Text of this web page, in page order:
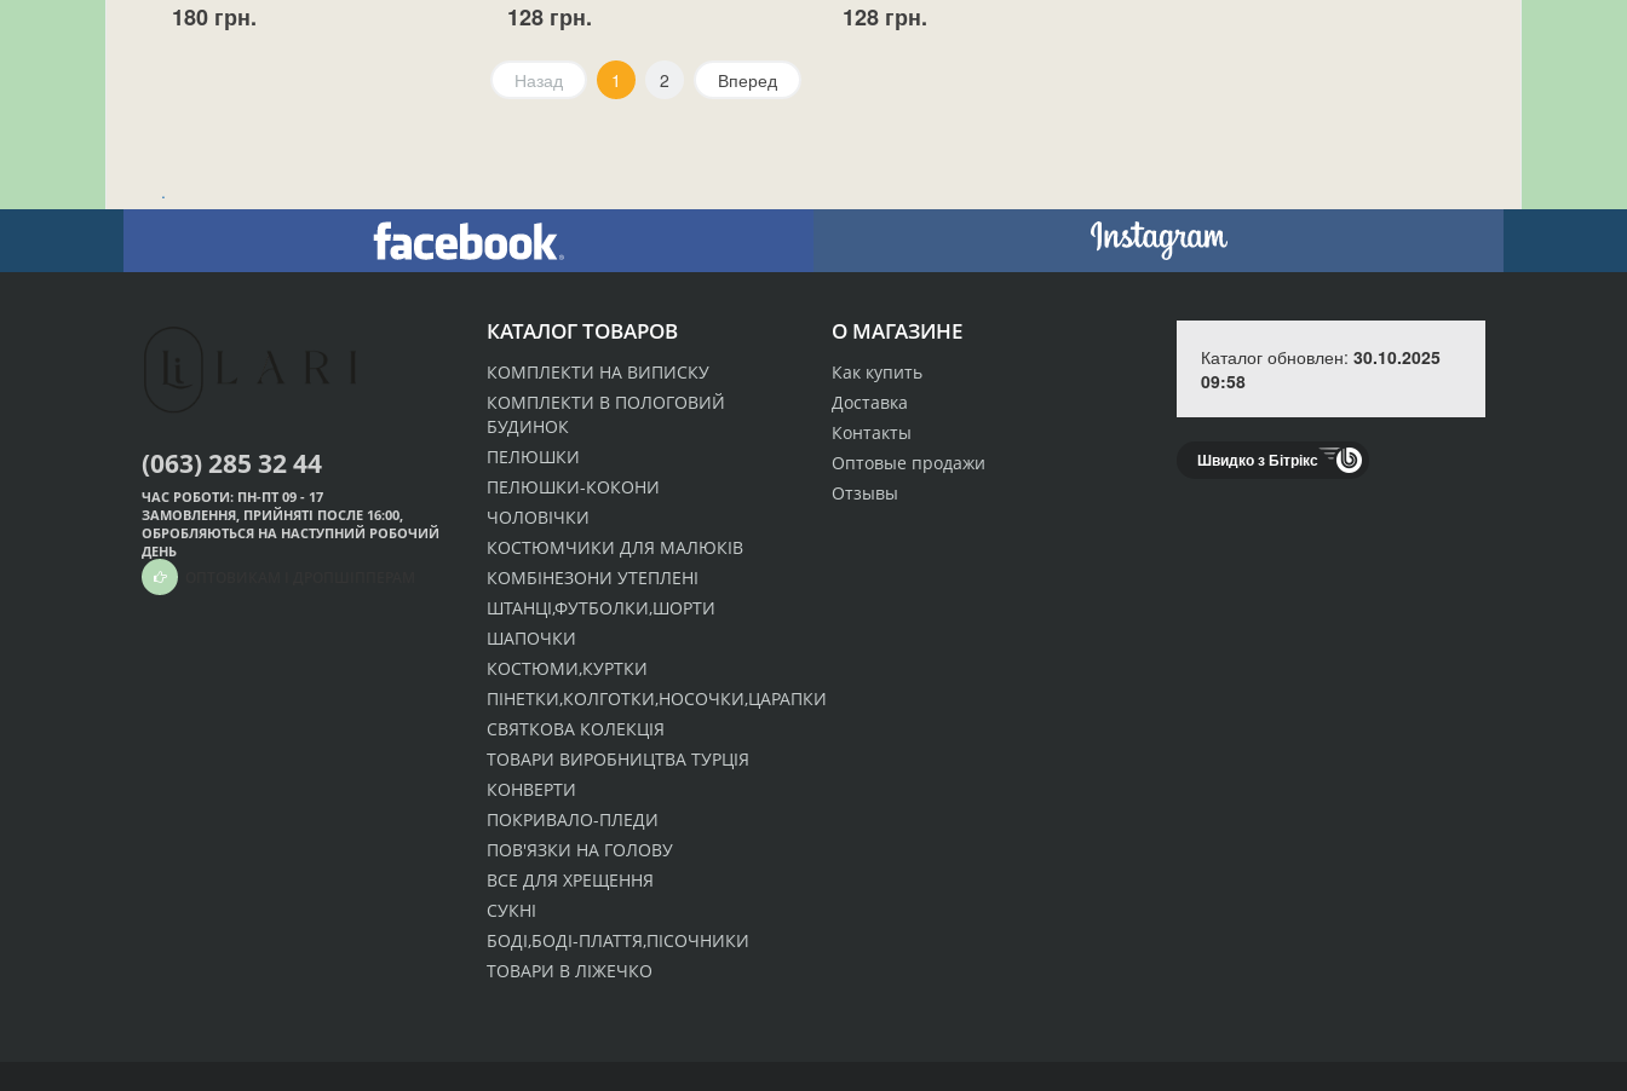
180 грн. 128 грн. 128 грн.
Назад 1 2 Вперед
.
О МАГАЗИНЕ
Как купить
Доставка
Контакты
Оптовые продажи
Отзывы
КАТАЛОГ ТОВАРОВ
КОМПЛЕКТИ НА ВИПИСКУ
КОМПЛЕКТИ В ПОЛОГОВИЙ
БУДИНОК
ПЕЛЮШКИ
ПЕЛЮШКИ-КОКОНИ
ЧОЛОВІЧКИ
КОСТЮМЧИКИ ДЛЯ МАЛЮКІВ
КОМБІНЕЗОНИ УТЕПЛЕНІ
ШТАНЦІ,ФУТБОЛКИ,ШОРТИ
ШАПОЧКИ
КОСТЮМИ,КУРТКИ
ПІНЕТКИ,КОЛГОТКИ,НОСОЧКИ,ЦАРАПКИ
СВЯТКОВА КОЛЕКЦІЯ
ТОВАРИ ВИРОБНИЦТВА ТУРЦІЯ
КОНВЕРТИ
ПОКРИВАЛО-ПЛЕДИ
ПОВ'ЯЗКИ НА ГОЛОВУ
ВСЕ ДЛЯ ХРЕЩЕННЯ
СУКНІ
БОДІ,БОДІ-ПЛАТТЯ,ПІСОЧНИКИ
ТОВАРИ В ЛІЖЕЧКО
Каталог обновлен: 30.10.2025
09:58
Швидко з Бітрікс
(063) 285 32 44
ЧАС РОБОТИ: ПН-ПТ 09 - 17
ЗАМОВЛЕННЯ, ПРИЙНЯТІ ПОСЛЕ 16:00,
ОБРОБЛЯЮТЬСЯ НА НАСТУПНИЙ РОБОЧИЙ
ДЕНЬ